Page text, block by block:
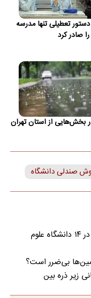
تعطیلی تنها مدرسه
را صادر کرد
بخش‌هایی از استان تهران
صندلی دانشگاه
صندلی‌های خالی استخدام پرستاران در ۱۴ دانشگاه علوم
بی‌ضرر است؟